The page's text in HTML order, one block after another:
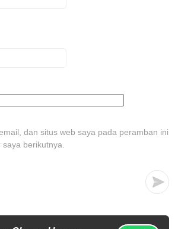
dan situs web saya pada peramban ini
berikutnya.